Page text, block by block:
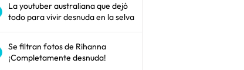
La youtuber australiana que dejó
todo para vivir desnuda en la selva
Se filtran fotos de Rihanna
¡Completamente desnuda!